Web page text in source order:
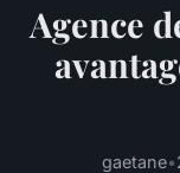
Agence
gaetane•